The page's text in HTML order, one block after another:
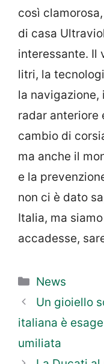
così
di casa
interessante. Il
litri, la
la navigazione,
radar anteriore
cambio di
ma anche il
e la
non ci è dato
Italia, ma
accadesse,
Categorie
News
Un gioiello
italiana è
umiliata